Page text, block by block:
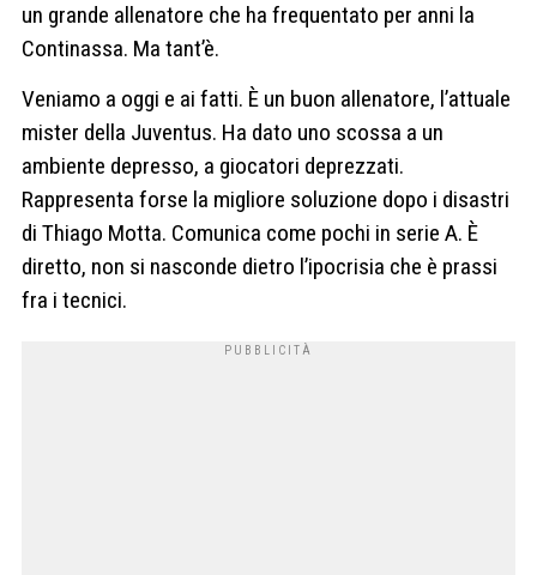
un grande allenatore che ha frequentato per anni la
Continassa. Ma tant’è.
Veniamo a oggi e ai fatti. È un buon allenatore, l’attuale
mister della Juventus. Ha dato uno scossa a un
ambiente depresso, a giocatori deprezzati.
Rappresenta forse la migliore soluzione dopo i disastri
di Thiago Motta. Comunica come pochi in serie A. È
diretto, non si nasconde dietro l’ipocrisia che è prassi
fra i tecnici.